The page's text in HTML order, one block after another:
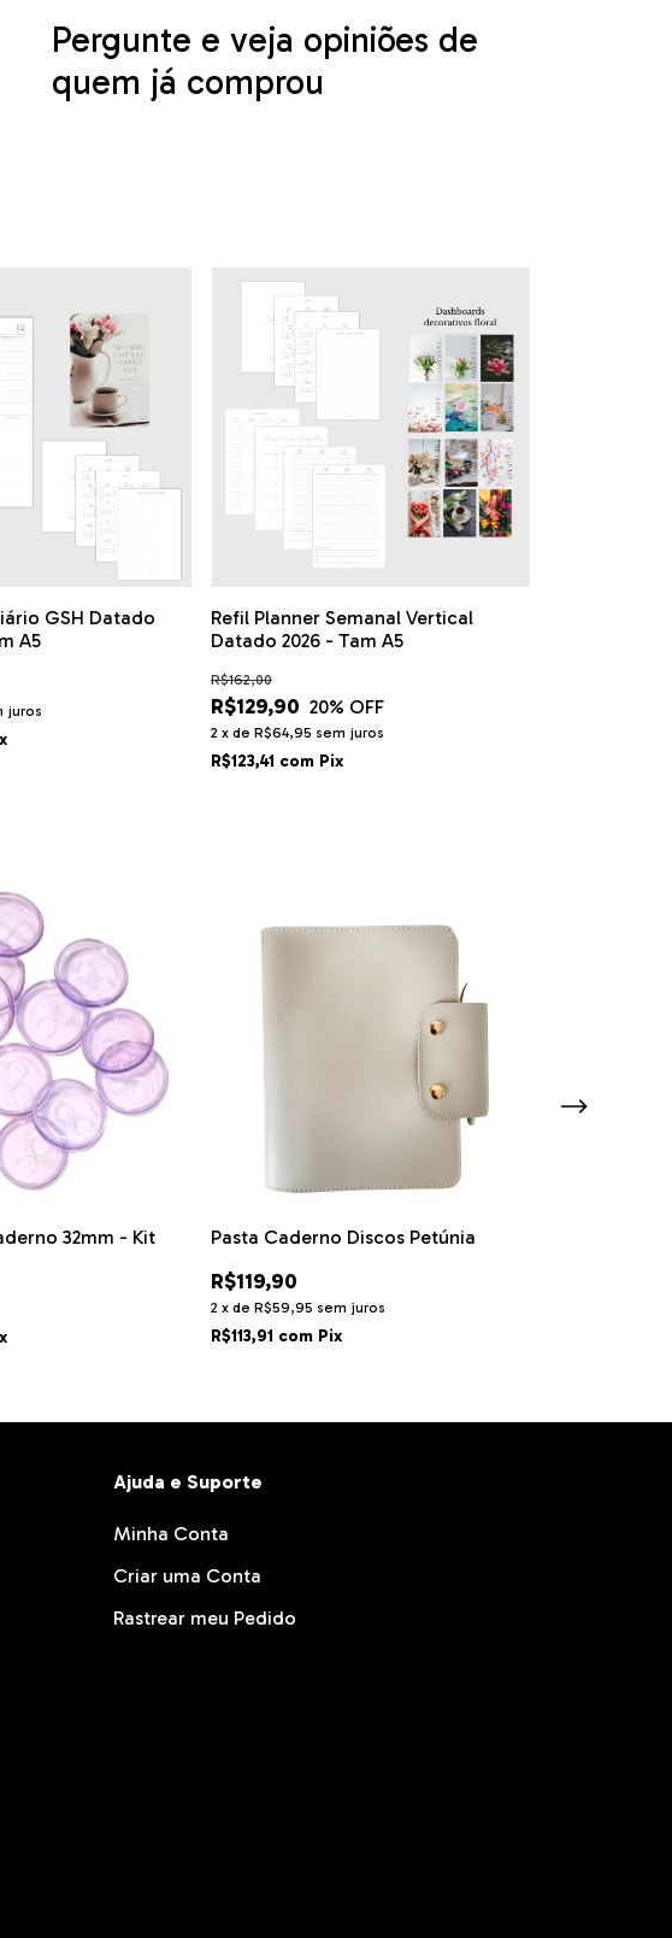
Pergunte e veja opiniões de
quem já comprou
GSH Datado
A5
juros
Refil Planner Semanal Vertical
Datado 2026 - Tam A5
R$129,90
R$162,00
20% OFF
2 x de R$64,95 sem juros
R$123,41 com Pix
32mm - Kit
Pasta Caderno Discos Petúnia
R$119,90
2 x de R$59,95 sem juros
R$113,91 com Pix
Ajuda e Suporte
Minha Conta
Criar uma Conta
Rastrear meu Pedido